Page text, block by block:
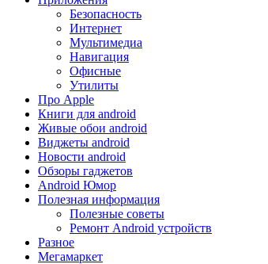
Безопасность
Интернет
Мультимедиа
Навигация
Офисные
Утилиты
Про Apple
Книги для android
Живые обои android
Виджеты android
Новости android
Обзоры гаджетов
Android Юмор
Полезная информация
Полезные советы
Ремонт Android устройств
Разное
Мегамаркет